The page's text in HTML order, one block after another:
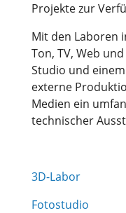
Projekte zur
Mit den Laboren
Ton, TV, Web
Studio und
externe
Medien ein
technischer
3D-Labor
Fotostudio